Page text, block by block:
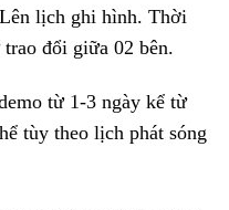
Lên lịch ghi hình. Thời
đổi giữa 02 bên.
từ 1-3 ngày kể từ
tùy theo lịch phát sóng